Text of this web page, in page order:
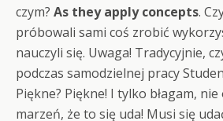
czym? As they apply concepts.
próbowali sami coś zrobić
nauczyli się. Uwaga! Tradycyjnie,
podczas samodzielnej pracy
Piękne? Piękne! I tylko błagam,
marzeń, że to się uda! Musi się